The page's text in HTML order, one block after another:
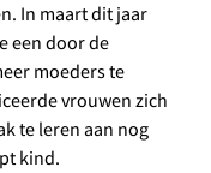
In maart dit jaar
een door de
moeders te
vrouwen zich
te leren aan nog
kind.